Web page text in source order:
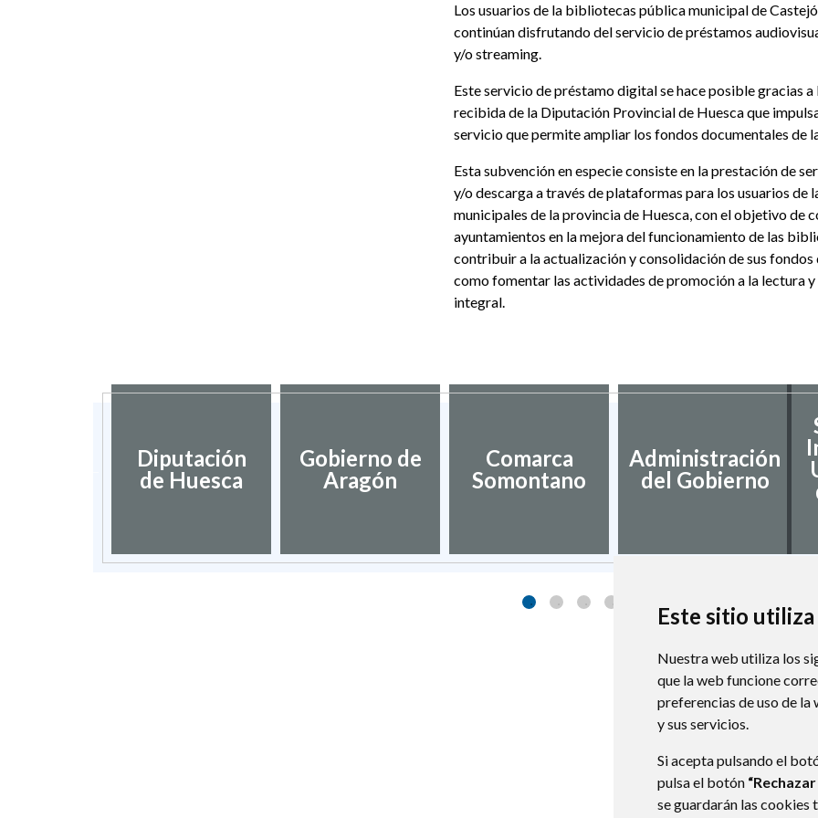
Este sitio
Nuestra web utiliza los
que la web funcione
preferencias de uso de la
y sus servicios.
Si acepta pulsando el
pulsa el botón
se guardarán las cookies
Los usuarios de la bibliotecas pública municipal de
continúan disfrutando del servicio de préstamos
y/o streaming.
Este servicio de préstamo digital se hace posible gracias a
recibida de la Diputación Provincial de Huesca que
servicio que permite ampliar los fondos documentales de
Esta subvención en especie consiste en la prestación de
y/o descarga a través de plataformas para los usuarios de
municipales de la provincia de Huesca, con el objetivo de
ayuntamientos en la mejora del funcionamiento de las
contribuir a la actualización y consolidación de sus fondos
como fomentar las actividades de promoción a la lectura
integral.
Diputación
de Huesca
Gobierno de
Aragón
Comarca
Somontano
Administración
del Gobierno